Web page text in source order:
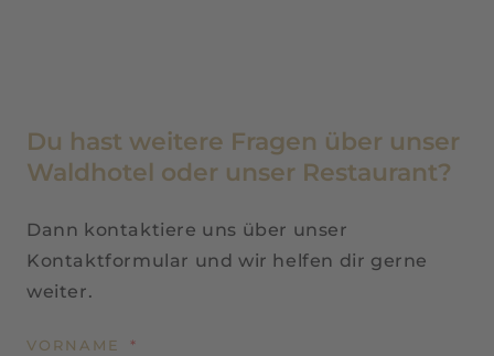
des
Osnabrücker
Du hast weitere Fragen über unser
Waldhotel oder unser Restaurant?
Dann kontaktiere uns über unser
Kontaktformular und wir helfen dir gerne
weiter.
VORNAME